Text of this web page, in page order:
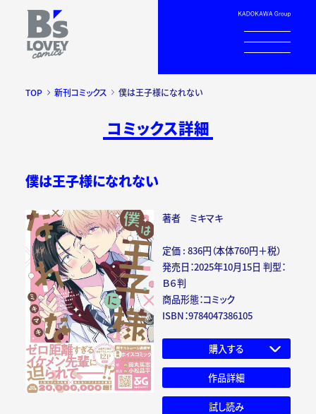
TOP 新刊コミックス 僕は王子様になれない
コミックス詳細
僕は王子様になれない
著者 ミキマキ
定価 : 836円（本体760円＋税）
発売日：2025年10月15日 判型：
Ｂ６判
商品形態：コミック
ISBN：9784047386105
購入する
作品詳細
試し読み